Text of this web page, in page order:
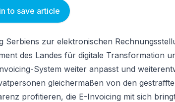
to save article
Serbiens zur elektronischen
des Landes für digitale Transformation
System weiter anpasst und
gleichermaßen von den
profitieren, die E-Invoicing mit sich